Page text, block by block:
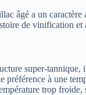
âgé a un
de vinification et
super-
à une
trop